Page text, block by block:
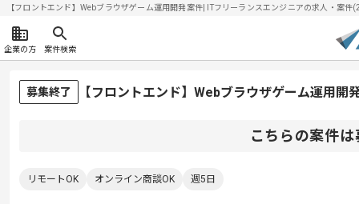
【フロントエンド】Webブラウザゲーム運用開発案件| ITフリーランスエンジニアの求人・案
企業の方 案件検索
募集終了 【フロントエンド】Webブラウザゲーム運用開
こちらの案件
リモートOK オンライン商談OK 週5日